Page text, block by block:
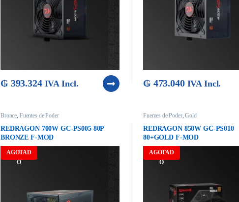
₲ 393.324 IVA Incl. ₲ 473.040 IVA Incl.
AGOTAD
O
Bronce, Fuentes de Poder
REDRAGON 700W GC-PS005 80P
BRONZE F-MOD
AGOTAD
O
Fuentes de Poder,Gold
REDRAGON 850W GC-PS010
80+GOLD F-MOD